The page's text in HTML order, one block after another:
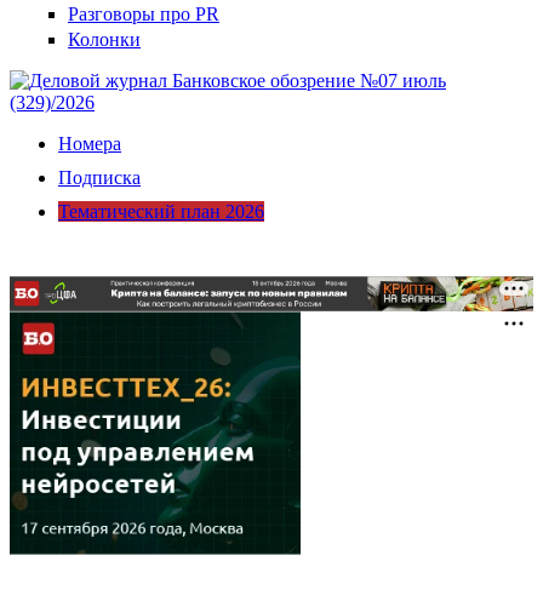
Разговоры про PR
Колонки
Номера
Подписка
Тематический план 2026